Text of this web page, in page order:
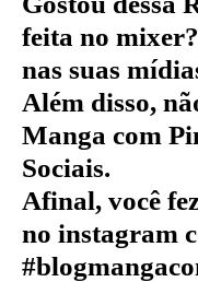
feita no mixer?
nas suas
Além disso,
Manga com
Sociais.
Afinal, você
no instagram